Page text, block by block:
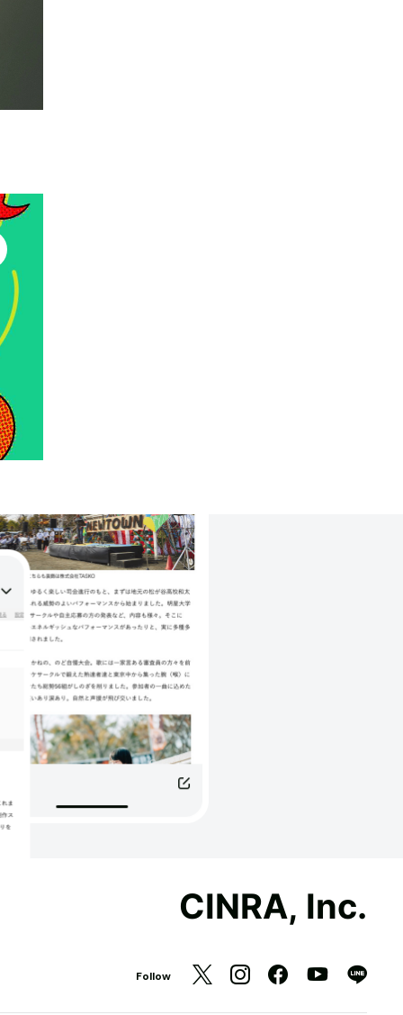
CINRA, Inc.
Follow